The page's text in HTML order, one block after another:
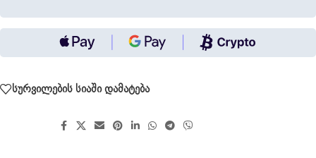
სურვილების სიაში დამატება